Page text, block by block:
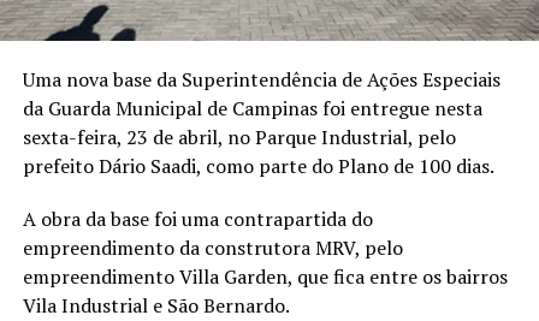
Uma nova base da Superintendência de Ações Especiais
da Guarda Municipal de Campinas foi entregue nesta
sexta-feira, 23 de abril, no Parque Industrial, pelo
prefeito Dário Saadi, como parte do Plano de 100 dias.
A obra da base foi uma contrapartida do
empreendimento da construtora MRV, pelo
empreendimento Villa Garden, que fica entre os bairros
Vila Industrial e São Bernardo.